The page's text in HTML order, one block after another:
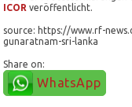
ICORveröffentlicht.
source: https://www.rf-
gunaratnam-sri-lanka
Share on:
WhatsApp